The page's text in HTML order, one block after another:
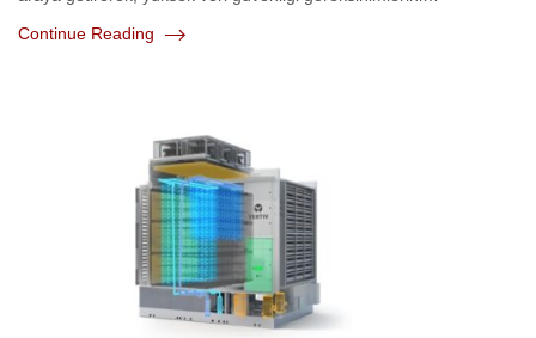
Continue Reading